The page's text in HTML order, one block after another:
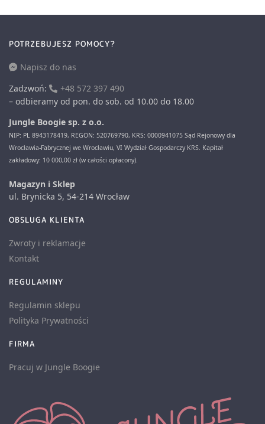
POTRZEBUJESZ POMOCY?
Napisz do nas
Zadzwoń:
+48 572 397 490
– odbieramy od pon. do sob. od 10.00 do 18.00
Jungle Boogie sp. z o.o.
NIP: PL 8943178419, REGON: 520769790, KRS: 0000941075 Sąd Rejonowy dla
Wrocławia-Fabrycznej we Wrocławiu, VI Wydział Gospodarczy KRS. Kapitał
zakładowy: 10 000,00 zł (w całości opłacony).
Magazyn i Sklep
ul. Brynicka 5, 54-214 Wrocław
OBSLUGA KLIENTA
Zwroty i reklamacje
Kontakt
REGULAMINY
Regulamin sklepu
Polityka Prywatności
FIRMA
Pracuj w Jungle Boogie